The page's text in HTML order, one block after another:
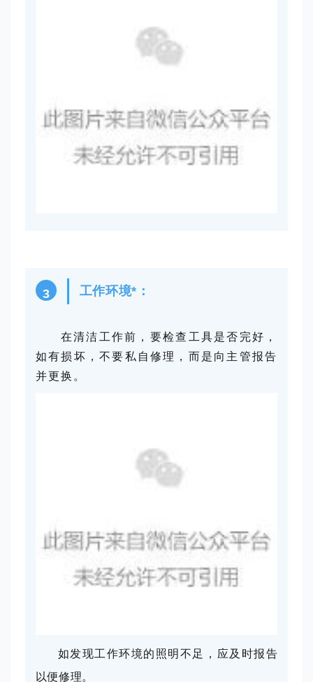
3 工作环境*：
在清洁工作前，要检查工具是否完好，
如有损坏，不要私自修理，而是向主管报告
并更换。
如发现工作环境的照明不足，应及时报告
以便修理。